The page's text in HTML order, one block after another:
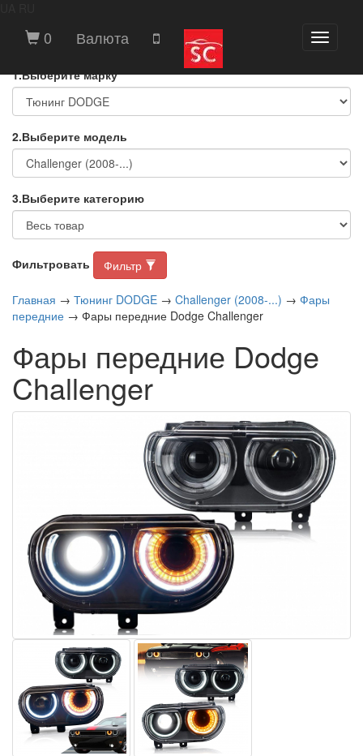
Toggle
0 Валюта
ВЫБЕРИТЕ МАРКУ И МОДЕЛЬ
АВТОМОБИЛЯ
1.Выберите марку
2.Выберите модель
3.Выберите категорию
Фильтровать Фильтр
Главная → Тюнинг DODGE → Challenger (2008-...) → Фары
передние → Фары передние Dodge Challenger
Фары передние Dodge
Challenger